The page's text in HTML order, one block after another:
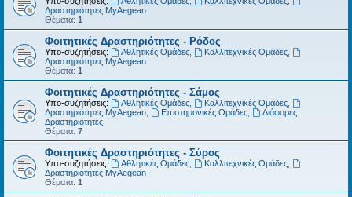
Δραστηριότητες MyAegean
Θέματα: 1
Φοιτητικές Δραστηριότητες - Ρόδος
Υπο-συζητήσεις: Αθλητικές Ομάδες, Καλλιτεχνικές Ομάδες,
Δραστηριότητες MyAegean
Θέματα: 1
Φοιτητικές Δραστηριότητες - Σάμος
Υπο-συζητήσεις: Αθλητικές Ομάδες, Καλλιτεχνικές Ομάδες,
Δραστηριότητες MyAegean
Επιστημονικές Ομάδες,
Διάφορες
Δραστηριότητες
Θέματα: 7
Φοιτητικές Δραστηριότητες - Σύρος
Υπο-συζητήσεις: Αθλητικές Ομάδες, Καλλιτεχνικές Ομάδες,
Δραστηριότητες MyAegean
Θέματα: 1